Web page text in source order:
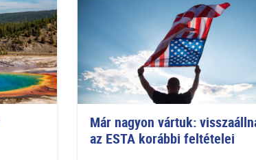
Már nagyon vártuk:
az ESTA korábbi feltételei